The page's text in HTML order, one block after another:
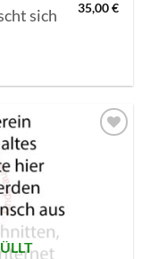
sich
35,00€